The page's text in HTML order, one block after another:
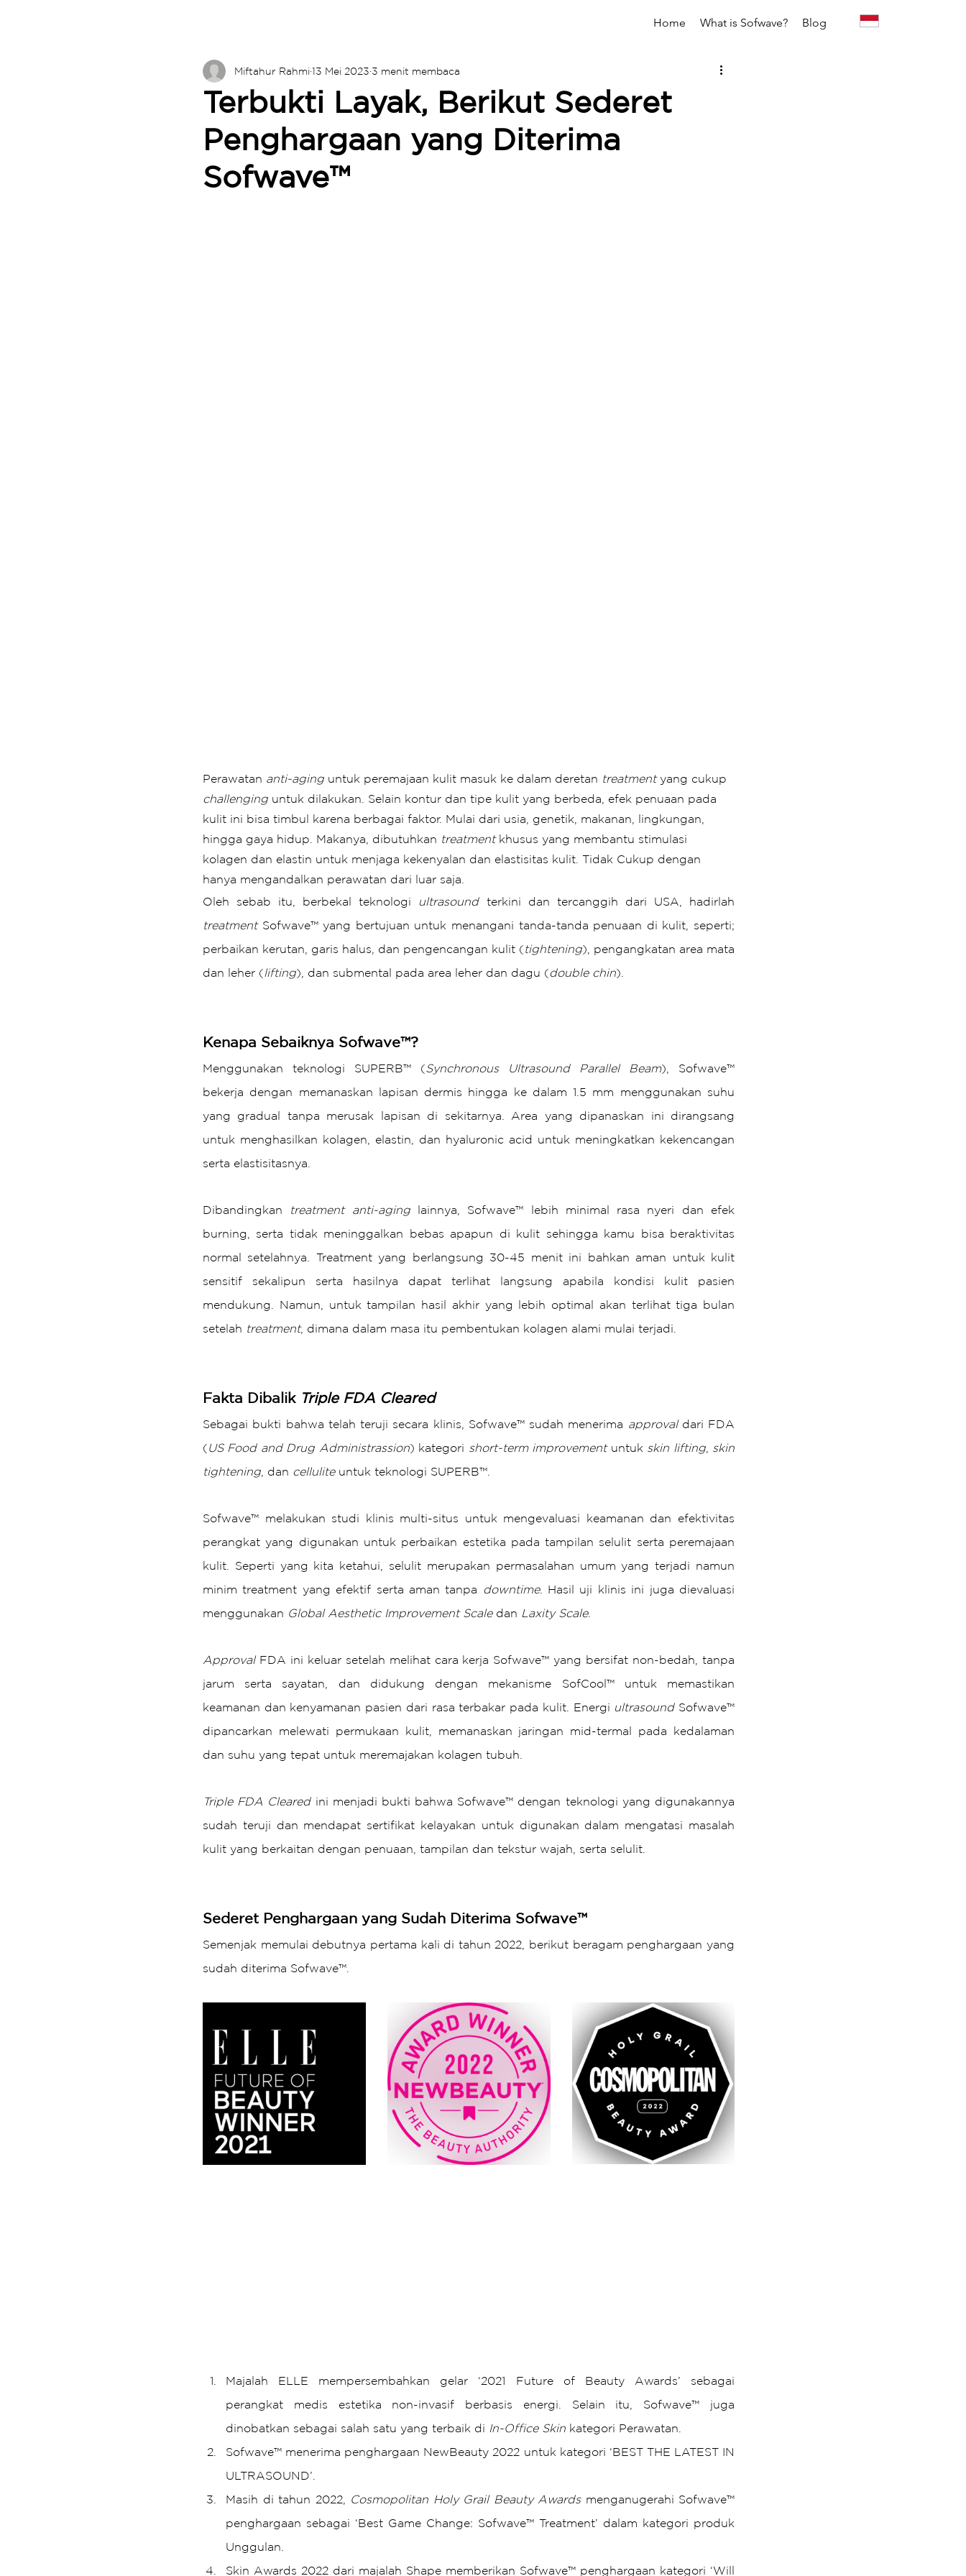
Home What is Sofwave? Blog
Terbukti Layak, Berikut Sederet
Penghargaan yang Diterima
Sofwave™
Miftahur Rahmi13 Mei 2023 3 menit membaca
Perawatan anti-aging untuk peremajaan kulit masuk ke dalam deretan treatment yang cukup
challenging untuk dilakukan. Selain kontur dan tipe kulit yang berbeda, efek penuaan pada
kulit ini bisa timbul karena berbagai faktor. Mulai dari usia, genetik, makanan, lingkungan,
hingga gaya hidup. Makanya, dibutuhkan treatment khusus yang membantu stimulasi
kolagen dan elastin untuk menjaga kekenyalan dan elastisitas kulit. Tidak Cukup dengan
hanya mengandalkan perawatan dari luar saja.
Oleh sebab itu, berbekal teknologi ultrasound
treatment Sofwave™ yang bertujuan untuk menangani tanda-tanda penuaan di kulit, seperti;
perbaikan kerutan, garis halus, dan pengencangan kulit (tightening), pengangkatan area mata
dan leher (lifting), dan submental pada area leher dan dagu (double chin).
Kenapa Sebaiknya Sofwave™?
Menggunakan teknologi SUPERB™ (Synchronous Ultrasound Parallel Beam), Sofwave™
bekerja dengan memanaskan lapisan dermis hingga ke dalam 1.5 mm menggunakan suhu
yang gradual tanpa merusak lapisan di sekitarnya. Area yang dipanaskan ini dirangsang
untuk menghasilkan kolagen, elastin, dan hyaluronic acid untuk meningkatkan kekencangan
serta elastisitasnya.
Dibandingkan treatment anti-aging lainnya, Sofwave™ lebih minimal rasa nyeri dan efek
burning, serta tidak meninggalkan bebas apapun di kulit sehingga kamu bisa beraktivitas
normal setelahnya. Treatment yang berlangsung 30-45 menit ini bahkan aman untuk kulit
sensitif sekalipun serta hasilnya dapat terlihat langsung apabila kondisi kulit pasien
mendukung. Namun, untuk tampilan hasil akhir yang lebih optimal akan terlihat tiga bulan
setelah treatment, dimana dalam masa itu pembentukan kolagen alami mulai terjadi.
Fakta Dibalik Triple FDA Cleared
Sebagai bukti bahwa telah teruji secara klinis, Sofwave™ sudah menerima approval dari FDA
(US Food and Drug Administrassion) kategori short-term improvement untuk skin lifting, skin
tightening , dan cellulite untuk teknologi SUPERB™.
Sofwave™ melakukan studi klinis multi-situs untuk mengevaluasi keamanan dan efektivitas
perangkat yang digunakan untuk perbaikan estetika pada tampilan selulit serta peremajaan
kulit. Seperti yang kita ketahui, selulit merupakan permasalahan umum yang terjadi namun
minim treatment yang efektif serta aman tanpa downtime. Hasil uji klinis ini juga dievaluasi
menggunakan Global Aesthetic Improvement Scale dan Laxity Scale.
Approval FDA ini keluar setelah melihat cara kerja Sofwave™ yang bersifat non-bedah, tanpa
jarum serta sayatan, dan didukung dengan mekanisme SofCool™ untuk memastikan
keamanan dan kenyamanan pasien dari rasa terbakar pada kulit. Energi ultrasound Sofwave™
dipancarkan melewati permukaan kulit, memanaskan jaringan mid-termal pada kedalaman
dan suhu yang tepat untuk meremajakan kolagen tubuh.
Triple FDA Cleared ini menjadi bukti bahwa Sofwave™ dengan teknologi yang digunakannya
sudah teruji dan mendapat sertifikat kelayakan untuk digunakan dalam mengatasi masalah
kulit yang berkaitan dengan penuaan, tampilan dan tekstur wajah, serta selulit.
Sederet Penghargaan yang Sudah Diterima Sofwave™
Semenjak memulai debutnya pertama kali di tahun 2022, berikut beragam penghargaan yang
sudah diterima Sofwave™.
Majalah ELLE mempersembahkan gelar ‘2021 Future of Beauty Awards’ sebagai
perangkat medis estetika non-invasif berbasis energi. Selain itu, Sofwave™ juga
dinobatkan sebagai salah satu yang terbaik di In-Office Skin kategori Perawatan.
Sofwave™ menerima penghargaan NewBeauty 2022 untuk kategori ‘BEST THE LATEST IN
ULTRASOUND’.
Masih di tahun 2022,
Cosmopolitan Holy Grail Beauty Awards menganugerahi Sofwave™
penghargaan sebagai ‘Best Game Change: Sofwave™ Treatment’ dalam kategori produk
Unggulan.
Skin Awards 2022 dari majalah Shape memberikan Sofwave™ penghargaan kategori ‘Will